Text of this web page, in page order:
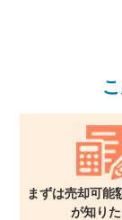
まずは売却可能
が知りた